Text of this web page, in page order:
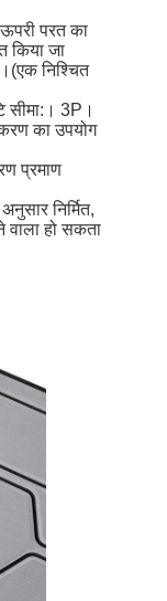
परत का
किया जा
निश्चित
सीमा:। 3P।
का उपयोग
प्रमाण
निर्मित,
वाला हो सकता